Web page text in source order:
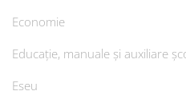
Economie
Educație, manuale și auxiliare
Eseu